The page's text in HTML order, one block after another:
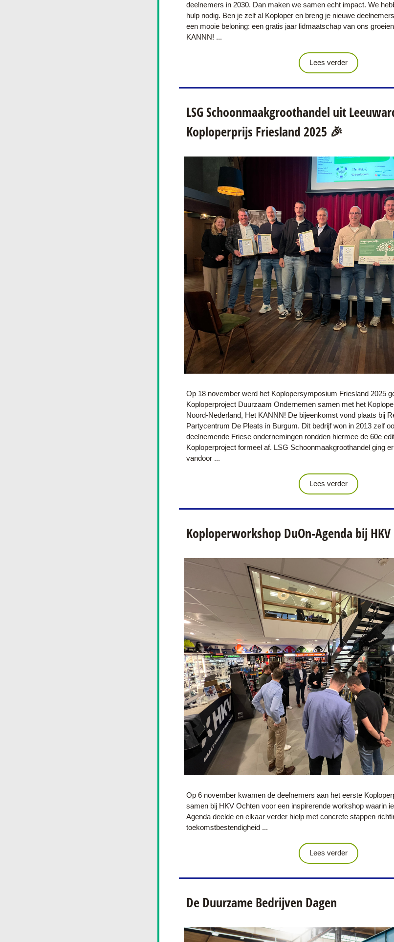
deelnemers in 2030. Dan maken we samen echt impact. We
hulp nodig. Ben je zelf al Koploper en breng je nieuwe
een mooie beloning: een gratis jaar lidmaatschap van ons
KANNN! ...
Lees verder
LSG Schoonmaakgroothandel uit
Koploperprijs Friesland 2025 🎉
Op 18 november werd het Koplopersymposium Friesland 2025
Koploperproject Duurzaam Ondernemen samen met het
Noord-Nederland, Het KANNN! De bijeenkomst vond plaats bij
Partycentrum De Pleats in Burgum. Dit bedrijf won in 2013 zelf
deelnemende Friese ondernemingen rondden hiermee de 60e
Koploperproject formeel af. LSG Schoonmaakgroothandel ging
vandoor ...
Lees verder
Koploperworkshop DuOn-Agenda bij HKV
Op 6 november kwamen de deelnemers aan het eerste
samen bij HKV Ochten voor een inspirerende workshop waarin
Agenda deelde en elkaar verder hielp met concrete stappen
toekomstbestendigheid ...
Lees verder
De Duurzame Bedrijven Dagen